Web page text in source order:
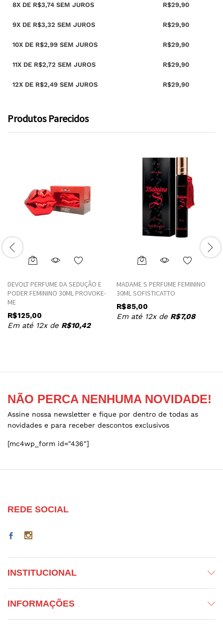
8X DE R$3,74 SEM JUROS R$29,90
9X DE R$3,32 SEM JUROS R$29,90
10X DE R$2,99 SEM JUROS R$29,90
11X DE R$2,72 SEM JUROS R$29,90
12X DE R$2,49 SEM JUROS R$29,90
Produtos Parecidos
DEVOLT PERFUME DA SEDUÇÃO E
PODER FEMININO 30ML PROVOKE-
ME
R$125,00
Em até 12x de R$10,42
MADAME S PERFUME FEMININO
30ML SOFISTICATTO
R$85,00
Em até 12x de R$7,08
NÃO PERCA NENHUMA NOVIDADE!
Assine nossa newsletter e fique por dentro de todas as
novidades e para receber descontos exclusivos
[mc4wp_form id="436"]
REDE SOCIAL
INSTITUCIONAL
INFORMAÇÕES